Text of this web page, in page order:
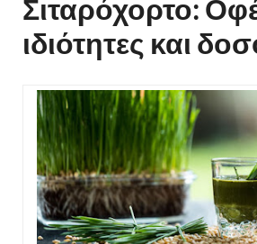
Σιταρόχορτο:
ιδιότητες και